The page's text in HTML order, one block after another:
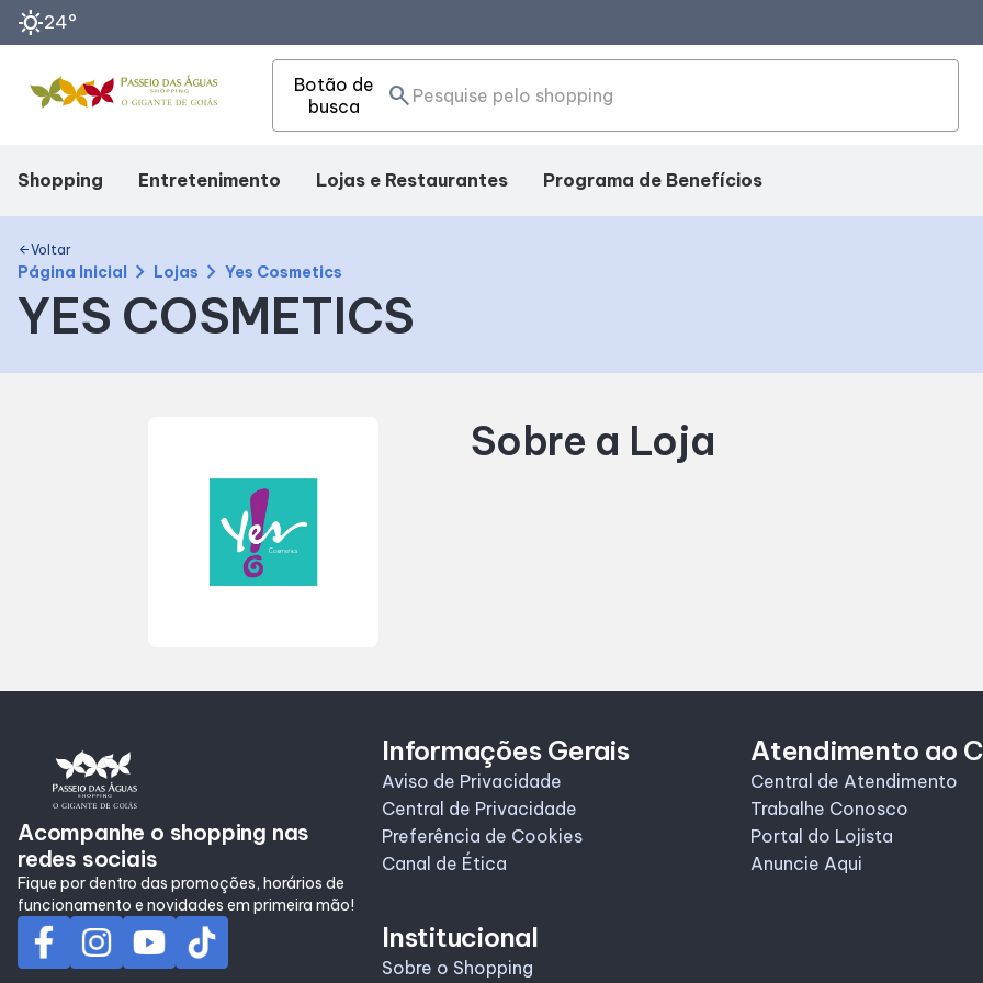
sunny24°
Botão de
busca
search
Shopping
Mapa Interno
Como Chegar
Facilidades
Entretenimento
Eventos
Fique Por Dentro
Lojas e Restaurantes
Alimentação
Programa de Benefícios
arrow_backVoltar
Página Inicial chevron_right Lojas chevron_right Yes Cosmetics
YES COSMETICS
Sobre a Loja
Acompanhe o shopping nas
redes sociais
Fique por dentro das promoções, horários de
funcionamento e novidades em primeira mão!
Informações Gerais
Aviso de Privacidade
Central de Privacidade
Preferência de Cookies
Canal de Ética
Institucional
Sobre o Shopping
Atendimento ao
Central de Atendimento
Trabalhe Conosco
Portal do Lojista
Anuncie Aqui